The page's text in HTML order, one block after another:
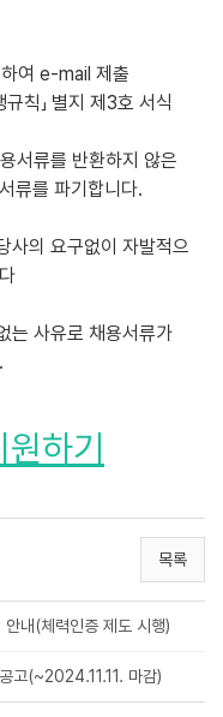
여 e-mail 제출
칙」 별지 제3호 서식
서류를 반환하지 않은
류를 파기합니다.
사의 요구없이 자발적으
는 사유로 채용서류가
하기
목록
내(체력인증 제도 시행)
고(~2024.11.11. 마감)